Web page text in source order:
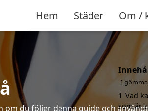
Hem Städer Om /
du följer denna guide och
gömma
1 Vad
som är